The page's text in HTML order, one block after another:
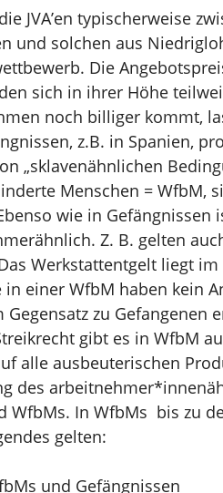
JVA’en typischerweise
und solchen aus
Die
sich in ihrer Höhe
noch billiger kommt,
z.B. in Spanien,
„sklavenähnlichen
Menschen = WfbM,
wie in Gefängnissen
Z. B. gelten
Werkstattentgelt liegt
in einer WfbM haben kein
zu Gefangenen
gibt es in WfbM
alle ausbeuterischen
des
WfbMs. In WfbMs bis zu
gelten:
und Gefängnissen